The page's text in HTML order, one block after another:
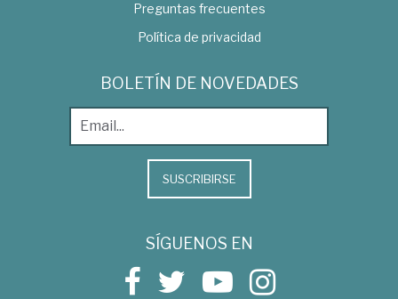
Preguntas frecuentes
Política de privacidad
BOLETÍN DE NOVEDADES
SUSCRIBIRSE
SÍGUENOS EN